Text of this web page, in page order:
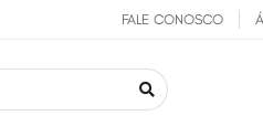
FALE CONOSCO